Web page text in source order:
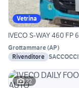
Vetrina
IVECO S-WAY 460 FP
Grottammare(AP)
Rivenditore
22